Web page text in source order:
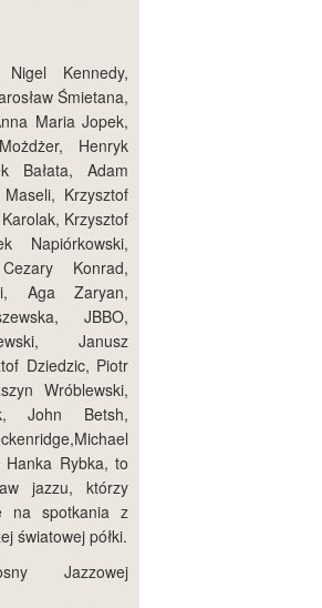
Kennedy,
Śmietana,
Maria Jopek,
Henryk
Bałata, Adam
Maseli, Krzysztof
Krzysztof
Napiórkowski,
Konrad,
Aga Zaryan,
JBBO,
Janusz
Dziedzic, Piotr
Wróblewski,
John Betsh,
Hanka Rybka, to
jazzu, którzy
na spotkania z
światowej półki.
Jazzowej